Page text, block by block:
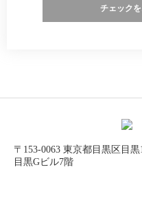
チェック
〒153-0063 東京都目黒区目
目黒Gビル7階